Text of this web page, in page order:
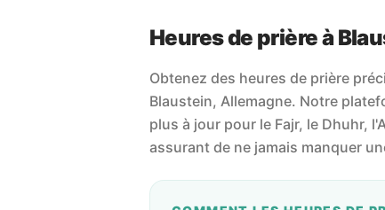
Heures de prière à
Obtenez des heures de prière
Blaustein, Allemagne. Notre
plus à jour pour le Fajr, le Dhuhr,
assurant de ne jamais manquer